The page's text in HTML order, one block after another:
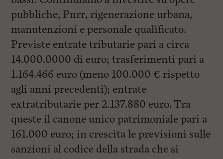
pubbliche, Pnrr, rigenerazione urbana,
manutenzioni e personale qualificato.
Previste entrate tributarie pari a circa
14.000.0000 di euro; trasferimenti pari a
1.164.466 euro (meno 100.000 € rispetto
agli anni precedenti); entrate
extratributarie per 2.137.880 euro. Tra
queste il canone unico patrimoniale pari a
161.000 euro; in crescita le previsioni sulle
sanzioni al codice della strada che si